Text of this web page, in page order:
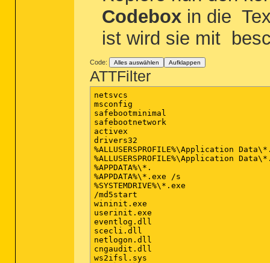
Codebox in die
ist wird sie mit
Code: Alles auswählen Aufklappen
ATTFilter
netsvcs
msconfig
safebootminimal
safebootnetwork
activex
drivers32
%ALLUSERSPROFILE%\Application
%ALLUSERSPROFILE%\Application
%APPDATA%\*.
%APPDATA%\*.exe /s
%SYSTEMDRIVE%\*.exe
/md5start
wininit.exe
userinit.exe
eventlog.dll
scecli.dll
netlogon.dll
cngaudit.dll
ws2ifsl.sys